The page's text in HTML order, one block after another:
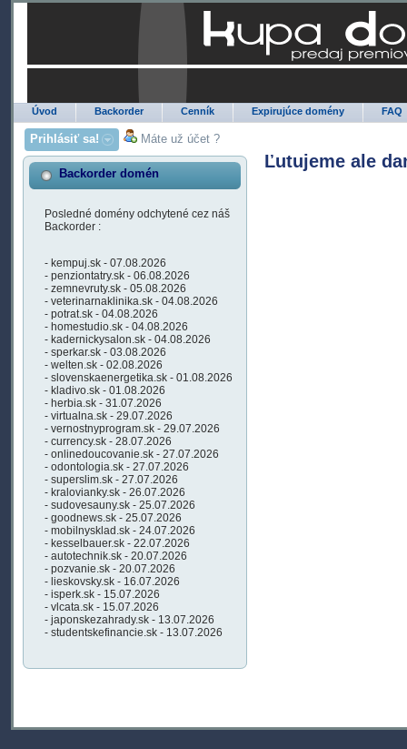
Úvod Backorder Cenník Expirujúce domény FAQ
Prihlásiť sa! Máte už účet ?
Backorder domén
Posledné domény odchytené cez náš
Backorder :
- kempuj.sk - 07.08.2026
- penziontatry.sk - 06.08.2026
- zemnevruty.sk - 05.08.2026
- veterinarnaklinika.sk - 04.08.2026
- potrat.sk - 04.08.2026
- homestudio.sk - 04.08.2026
- kadernickysalon.sk - 04.08.2026
- sperkar.sk - 03.08.2026
- welten.sk - 02.08.2026
- slovenskaenergetika.sk - 01.08.2026
- kladivo.sk - 01.08.2026
- herbia.sk - 31.07.2026
- virtualna.sk - 29.07.2026
- vernostnyprogram.sk - 29.07.2026
- currency.sk - 28.07.2026
- onlinedoucovanie.sk - 27.07.2026
- odontologia.sk - 27.07.2026
- superslim.sk - 27.07.2026
- kralovianky.sk - 26.07.2026
- sudovesauny.sk - 25.07.2026
- goodnews.sk - 25.07.2026
- mobilnysklad.sk - 24.07.2026
- kesselbauer.sk - 22.07.2026
- autotechnik.sk - 20.07.2026
- pozvanie.sk - 20.07.2026
- lieskovsky.sk - 16.07.2026
- isperk.sk - 15.07.2026
- vlcata.sk - 15.07.2026
- japonskezahrady.sk - 13.07.2026
- studentskefinancie.sk - 13.07.2026
Ľutujeme ale